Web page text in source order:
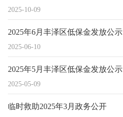
2025-10-09
2025-06-10
2025年6月丰泽区低保金发放公示
2025-05-09
2025年5月丰泽区低保金发放公示
临时救助2025年3月政务公开